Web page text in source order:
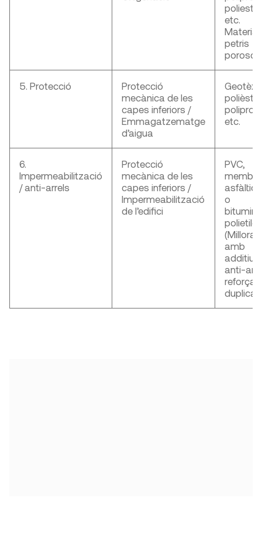
etc.
petris
porosos
5. Protecció
Protecció
mecànica de les
capes inferiors /
Emmagatzematge
d’aigua
etc.
6.
Impermeabilització
/ anti-arrels
Protecció
mecànica de les
capes inferiors /
Impermeabilització
de l’edifici
PVC,
o
polietilè,
amb
additius
anti-